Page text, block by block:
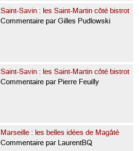
Saint-Savin : les Saint-Martin côté bistrot
Commentaire par Gilles Pudlowski
Saint-Savin : les Saint-Martin côté bistrot
Commentaire par Pierre Feuilly
Marseille : les belles idées de Magâté
Commentaire par LaurentBQ